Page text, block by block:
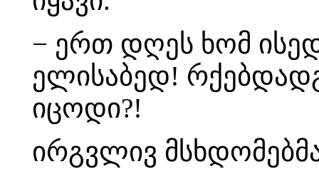
− ერთ დღეს ხომ
ელისაბედ!
იცოდი?!
ირგვლივ